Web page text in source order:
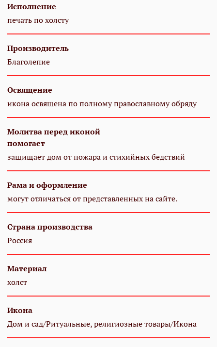
Исполнение
печать по холсту
Производитель
Благолепие
Освящение
икона освящена по полному православному обряду
Молитва перед иконой
помогает
защищает дом от пожара и стихийных бедствий
Рама и оформление
могут отличаться от представленных на сайте.
Страна производства
Россия
Материал
холст
Икона
Дом и сад/Ритуальные, религиозные товары/Икона